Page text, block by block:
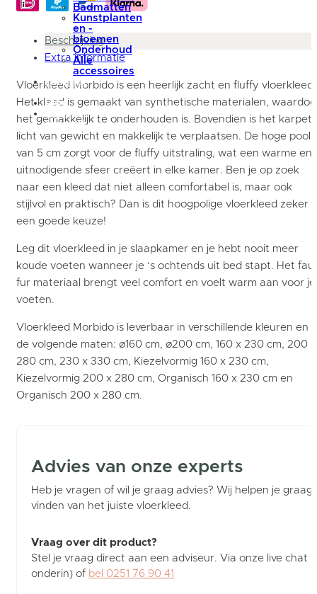
Badmatten
Kunstplanten
en -
bloemen
Onderhoud
Alle
accessoires
summer
blog
Mijn
account
Beschrijving
Extra informatie
Vloerkleed Morbido is een heerlijk zacht en fluffy vloerkleed.
Het kleed is gemaakt van synthetische materialen,
het gemakkelijk te onderhouden is. Bovendien is het karpet
licht van gewicht en makkelijk te verplaatsen. De hoge pool
van 5 cm zorgt voor de fluffy uitstraling, wat een warme en
uitnodigende sfeer creëert in elke kamer. Ben je op zoek
naar een kleed dat niet alleen comfortabel is, maar ook
stijlvol en praktisch? Dan is dit hoogpolige vloerkleed zeker
een goede keuze!
Leg dit vloerkleed in je slaapkamer en je hebt nooit meer
koude voeten wanneer je ‘s ochtends uit bed stapt. Het
fur materiaal brengt veel comfort en voelt warm aan voor je
voeten.
Vloerkleed Morbido is leverbaar in verschillende kleuren en
de volgende maten: ø160 cm, ø200 cm, 160 x 230 cm, 200 x
280 cm, 230 x 330 cm, Kiezelvormig 160 x 230 cm,
Kiezelvormig 200 x 280 cm, Organisch 160 x 230 cm en
Organisch 200 x 280 cm.
Advies van onze experts
Heb je vragen of wil je graag advies? Wij helpen je graag
vinden van het juiste vloerkleed.
Vraag over dit product?
Stel je vraag direct aan een adviseur. Via onze live chat
onderin) of bel 0251 76 90 41